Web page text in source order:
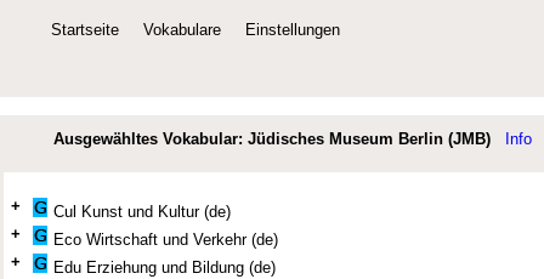
Startseite Vokabulare Einstellungen
Ausgewähltes Vokabular: Jüdisches Museum Berlin (JMB) Info
+
Cul Kunst und Kultur (de)
+
Eco Wirtschaft und Verkehr (de)
+
Edu Erziehung und Bildung (de)